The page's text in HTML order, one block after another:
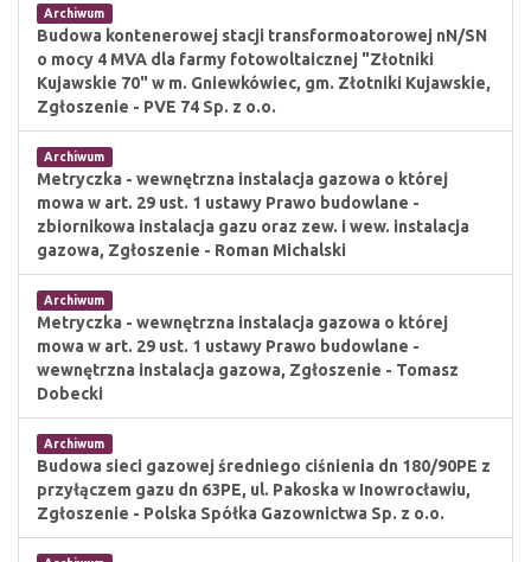
Archiwum
Budowa kontenerowej stacji transformoatorowej nN/SN
o mocy 4 MVA dla farmy fotowoltaicznej "Złotniki
Kujawskie 70" w m. Gniewkówiec, gm. Złotniki Kujawskie,
Zgłoszenie - PVE 74 Sp. z o.o.
Archiwum
Metryczka - wewnętrzna instalacja gazowa o której
mowa w art. 29 ust. 1 ustawy Prawo budowlane -
zbiornikowa instalacja gazu oraz zew. i wew. instalacja
gazowa, Zgłoszenie - Roman Michalski
Archiwum
Metryczka - wewnętrzna instalacja gazowa o której
mowa w art. 29 ust. 1 ustawy Prawo budowlane -
wewnętrzna instalacja gazowa, Zgłoszenie - Tomasz
Dobecki
Archiwum
Budowa sieci gazowej średniego ciśnienia dn 180/90PE z
przyłączem gazu dn 63PE, ul. Pakoska w Inowrocławiu,
Zgłoszenie - Polska Spółka Gazownictwa Sp. z o.o.